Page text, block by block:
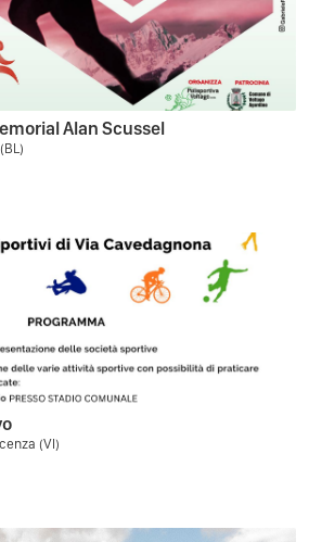
Alan Scussel
(VI)